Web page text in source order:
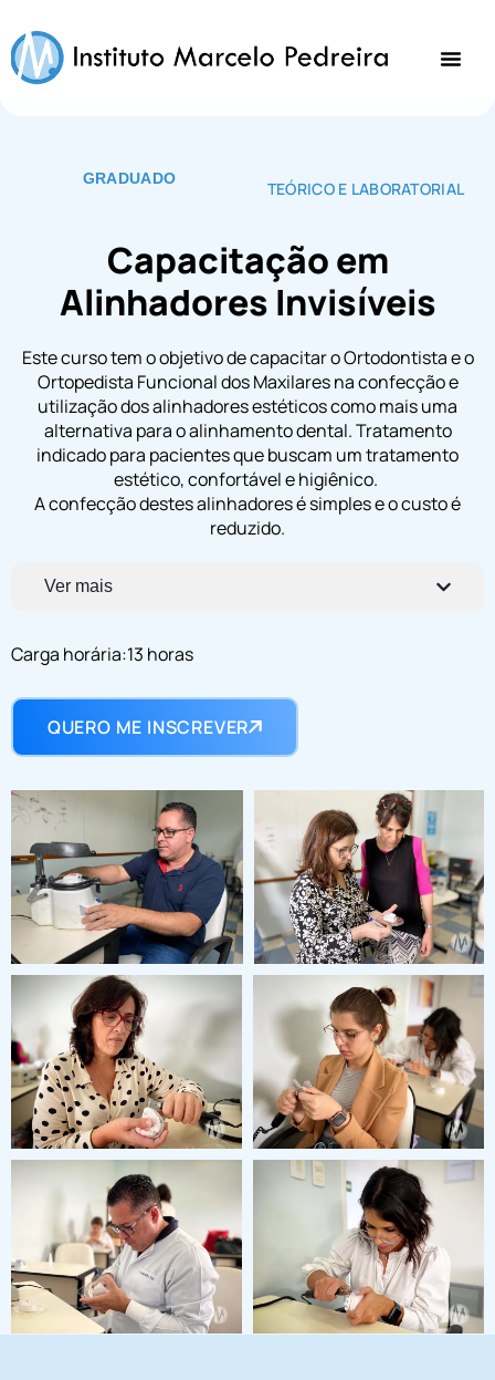
GRADUADO
TEÓRICO E LABORATORIAL
Capacitação em
Alinhadores Invisíveis
Este curso tem o objetivo de capacitar o Ortodontista e o
Ortopedista Funcional dos Maxilares na confecção e
utilização dos alinhadores estéticos como mais uma
alternativa para o alinhamento dental. Tratamento
indicado para pacientes que buscam um tratamento
estético, confortável e higiênico.
A confecção destes alinhadores é simples e o custo é
reduzido.
Ver mais
Carga horária:13 horas
QUERO ME INSCREVER